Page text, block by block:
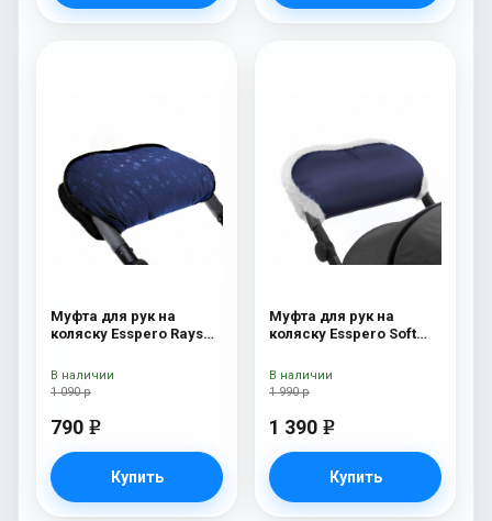
Муфта для рук на
коляску Esspero Rays
1 090 р
790 e
Купить
В наличии
Муфта для рук на
коляску Esspero Soft
1 990 р
1 390 e
Купить
В наличии